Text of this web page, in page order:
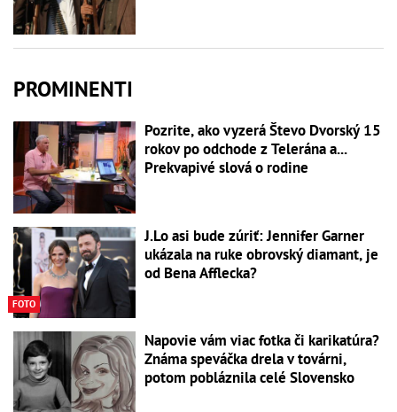
PROMINENTI
Pozrite, ako vyzerá Števo Dvorský 15
rokov po odchode z Telerána a...
Prekvapivé slová o rodine
FOTO
J.Lo asi bude zúriť: Jennifer Garner
ukázala na ruke obrovský diamant, je
od Bena Afflecka?
Napovie vám viac fotka či karikatúra?
Známa speváčka drela v továrni,
potom pobláznila celé Slovensko